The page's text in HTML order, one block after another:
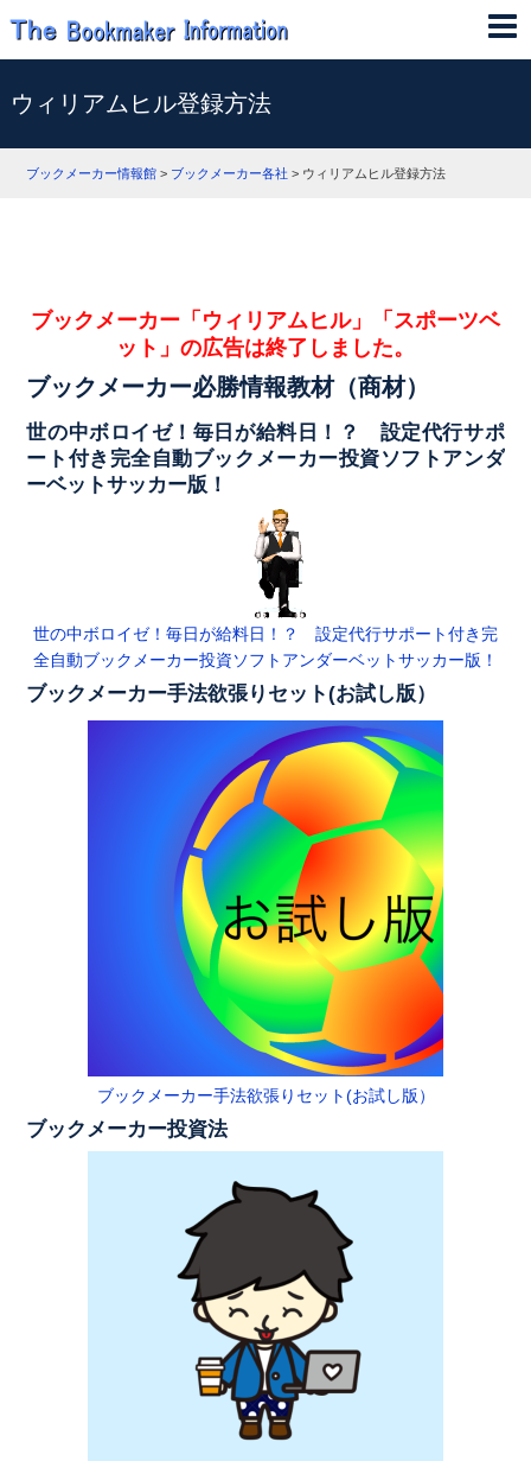
ウィリアムヒル登録方法
ブックメーカー情報館 > ブックメーカー各社 > ウィリアムヒル登録方法
ブックメーカー「ウィリアムヒル」「スポーツベ
ット」の広告は終了しました。
ブックメーカー必勝情報教材（商材）
世の中ボロイゼ！毎日が給料日！？ 設定代行サポ
ート付き完全自動ブックメーカー投資ソフトアンダ
ーベットサッカー版！
世の中ボロイゼ！毎日が給料日！？ 設定代行サポート付き完
全自動ブックメーカー投資ソフトアンダーベットサッカー版！
ブックメーカー手法欲張りセット(お試し版）
ブックメーカー手法欲張りセット(お試し版）
ブックメーカー投資法